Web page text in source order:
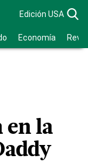
Edición USA
Economía
en la